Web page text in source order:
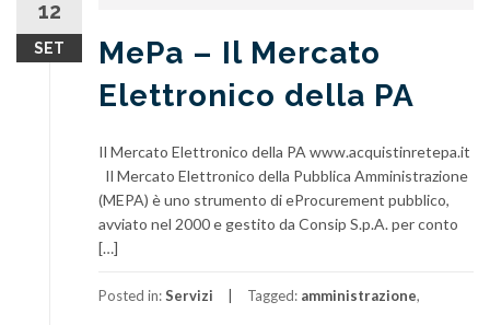
12
SET
MePa – Il Mercato
Elettronico della PA
Il Mercato Elettronico della PA www.acquistinretepa.it
Il Mercato Elettronico della Pubblica Amministrazione
(MEPA) è uno strumento di eProcurement pubblico,
avviato nel 2000 e gestito da Consip S.p.A. per conto
[…]
Posted in:Servizi Tagged: amministrazione,